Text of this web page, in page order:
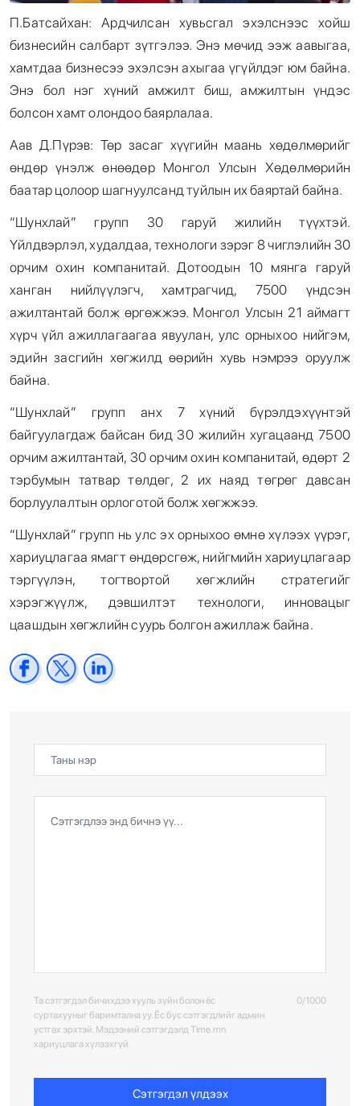
П.Батсайхан: Ардчилсан хувьсгал эхэлснээс хойш
бизнесийн салбарт зүтгэлээ. Энэ мөчид ээж аавыгаа,
хамтдаа бизнесээ эхэлсэн ахыгаа үгүйлдэг юм байна.
Энэ бол нэг хүний амжилт биш, амжилтын үндэс
болсон хамт олондоо баярлалаа.
Аав Д.Пүрэв: Төр засаг хүүгийн маань хөдөлмөрийг
өндөр үнэлж өнөөдөр Монгол Улсын Хөдөлмөрийн
баатар цолоор шагнуулсанд туйлын их баяртай байна.
“Шунхлай” групп 30 гаруй жилийн түүхтэй.
Үйлдвэрлэл, худалдаа, технологи зэрэг 8 чиглэлийн 30
орчим охин компанитай. Дотоодын 10 мянга гаруй
ханган нийлүүлэгч, хамтрагчид, 7500 үндсэн
ажилтантай болж өргөжжээ. Монгол Улсын 21 аймагт
хүрч үйл ажиллагаагаа явуулан, улс орныхоо нийгэм,
эдийн засгийн хөгжилд өөрийн хувь нэмрээ оруулж
байна.
“Шунхлай” групп анх 7 хүний бүрэлдэхүүнтэй
байгуулагдаж байсан бид 30 жилийн хугацаанд 7500
орчим ажилтантай, 30 орчим охин компанитай, өдөрт 2
тэрбумын татвар төлдөг, 2 их наяд төгрөг давсан
борлуулалтын орлоготой болж хөгжжээ.
“Шунхлай” групп нь улс эх орныхоо өмнө хүлээх үүрэг,
хариуцлагаа ямагт өндөрсгөж, нийгмийн хариуцлагаар
тэргүүлэн, тогтвортой хөгжлийн стратегийг
хэрэгжүүлж, дэвшилтэт технологи, инновацыг
цаашдын хөгжлийн суурь болгон ажиллаж байна.
Та сэтгэгдэл бичихдээ хууль зүйн болон ёс
суртахууныг баримтална уу. Ёс бус сэтгэгдлийг админ
устгах эрхтэй. Мэдээний сэтгэгдэлд Time.mn
хариуцлага хүлээхгүй.
0/1000
Сэтгэгдэл үлдээх